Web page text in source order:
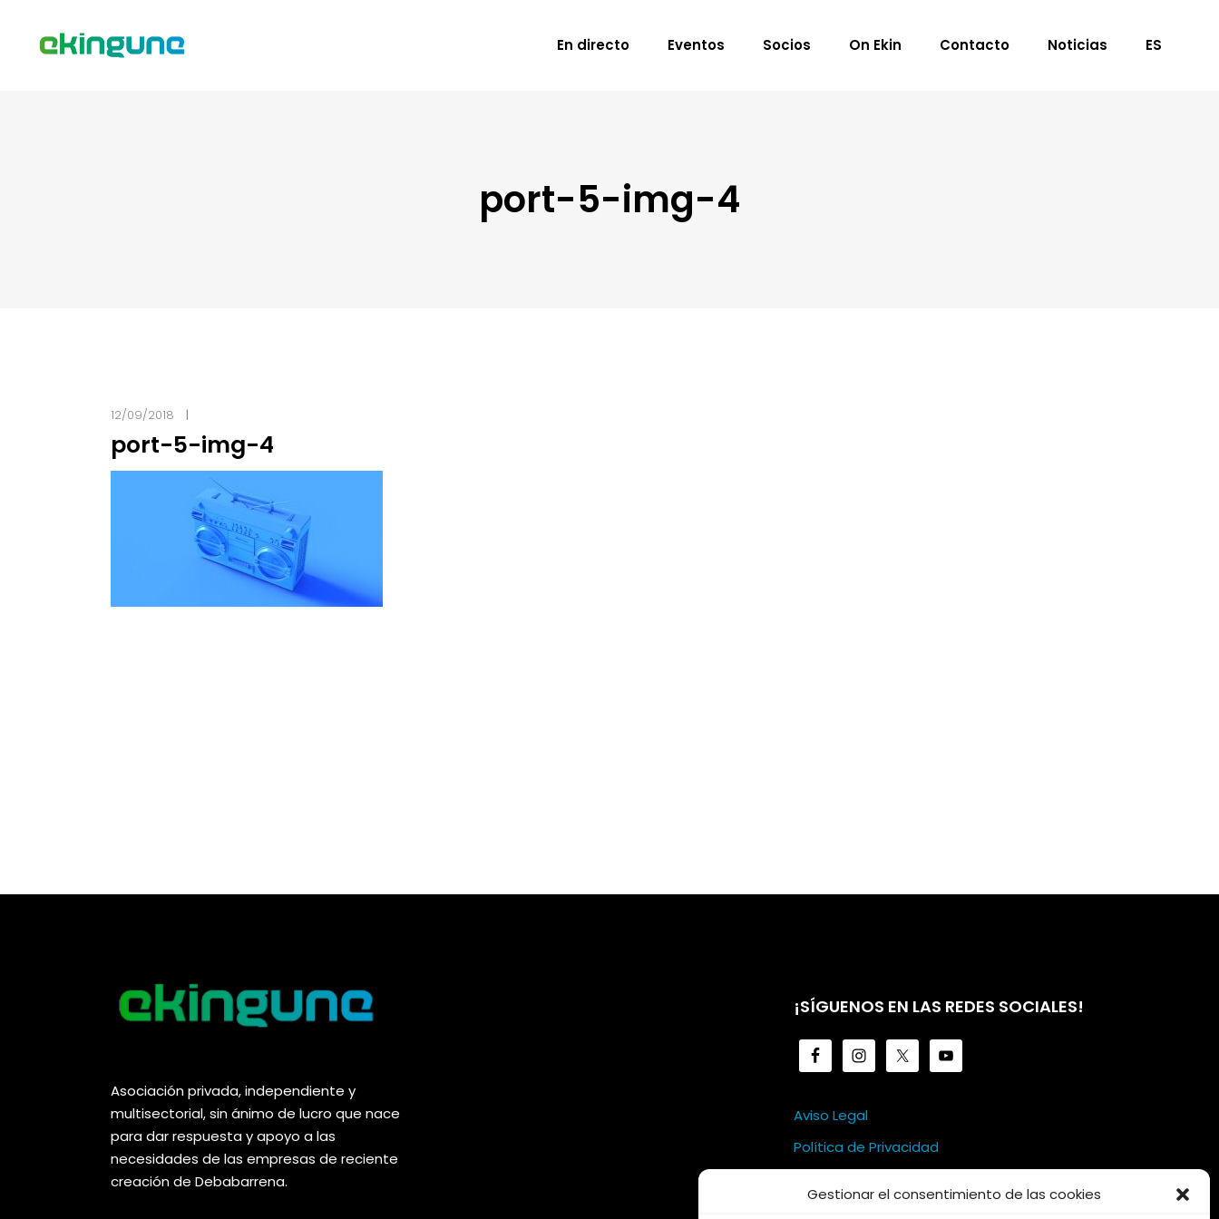
Gestionar el consentimiento de las cookies
En directo Eventos Socios On Ekin Contacto Noticias ES
port-5-img-4
12/09/2018
port-5-img-4
Asociación privada, independiente y
multisectorial, sin ánimo de lucro que nace
para dar respuesta y apoyo a las
necesidades de las empresas de reciente
creación de Debabarrena.
¡SÍGUENOS EN LAS REDES SOCIALES!
Aviso Legal
Política de Privacidad